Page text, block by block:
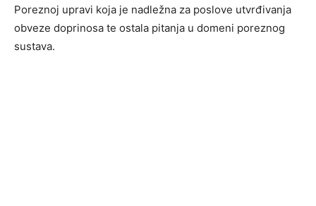
Poreznoj upravi koja je nadležna za poslove utvrđivanja
obveze doprinosa te ostala pitanja u domeni poreznog
sustava.